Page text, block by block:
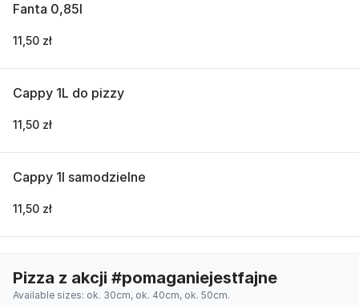
Fanta 0,85l
11,50 zł
Cappy 1L do pizzy
11,50 zł
Cappy 1l samodzielne
11,50 zł
Pizza z akcji #pomaganiejestfajne
Available sizes: ok. 30cm, ok. 40cm, ok. 50cm.